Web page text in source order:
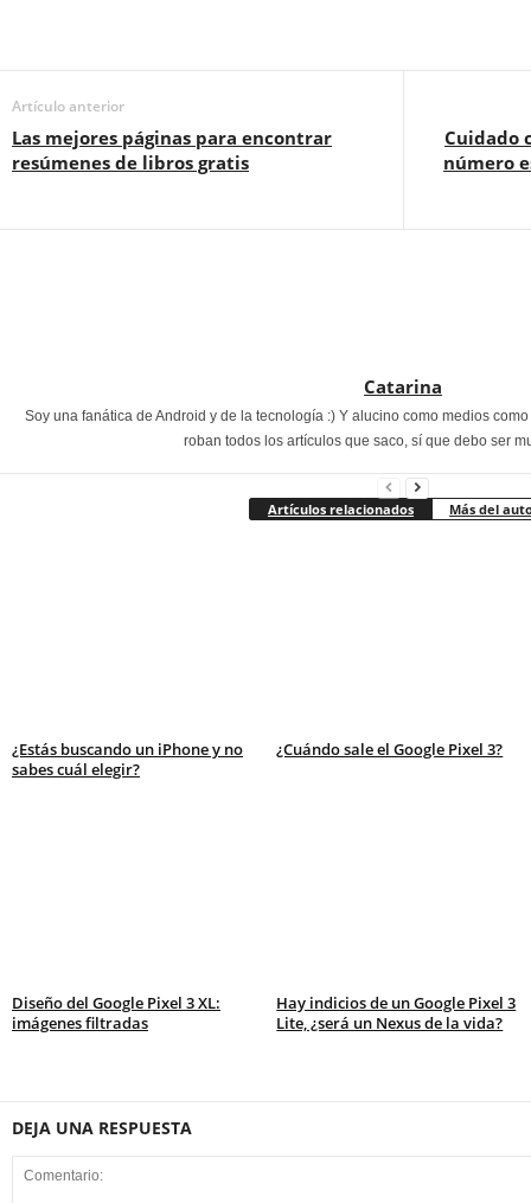
Artículo anterior
Las mejores páginas para encontrar
resúmenes de libros gratis
Cuidado
número
Catarina
Soy una fanática de Android y de la tecnología :) Y alucino como medios
roban todos los artículos que saco, sí que debo ser
Artículos relacionados Más del
¿Estás buscando un iPhone y no
sabes cuál elegir?
¿Cuándo sale el Google Pixel 3?
Diseño del Google Pixel 3 XL:
imágenes filtradas
Hay indicios de un Google Pixel 3
Lite, ¿será un Nexus de la vida?
DEJA UNA RESPUESTA